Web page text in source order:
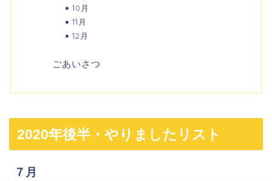
10月
11月
12月
ごあいさつ
2020年後半・やりましたリスト
７月